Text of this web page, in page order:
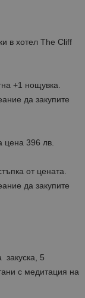
в хотел The Cliff
+1 нощувка.
да закупите
цена 396 лв.
от цената.
да закупите
закуска, 5
с медитация на